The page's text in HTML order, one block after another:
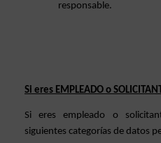
responsable.
Si eres EMPLEADO o
Si eres empleado o
siguientes categorías de datos